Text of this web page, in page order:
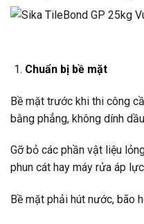
Chuẩn bị bề mặt
Bề mặt trước khi thi công
bằng phẳng, không dính
Gỡ bỏ các phần vật liệu
phun cát hay máy rửa áp
Bề mặt phải hút nước, bão